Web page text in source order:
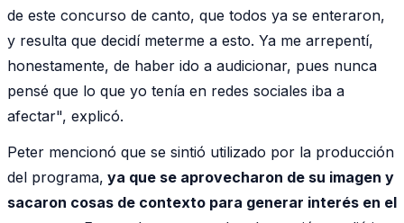
de este concurso de canto, que todos ya se enteraron,
y resulta que decidí meterme a esto. Ya me arrepentí,
honestamente, de haber ido a audicionar, pues nunca
pensé que lo que yo tenía en redes sociales iba a
afectar", explicó.
Peter mencionó que se sintió utilizado por la producción
del programa, ya que se aprovecharon de su imagen y
sacaron cosas de contexto para generar interés en el